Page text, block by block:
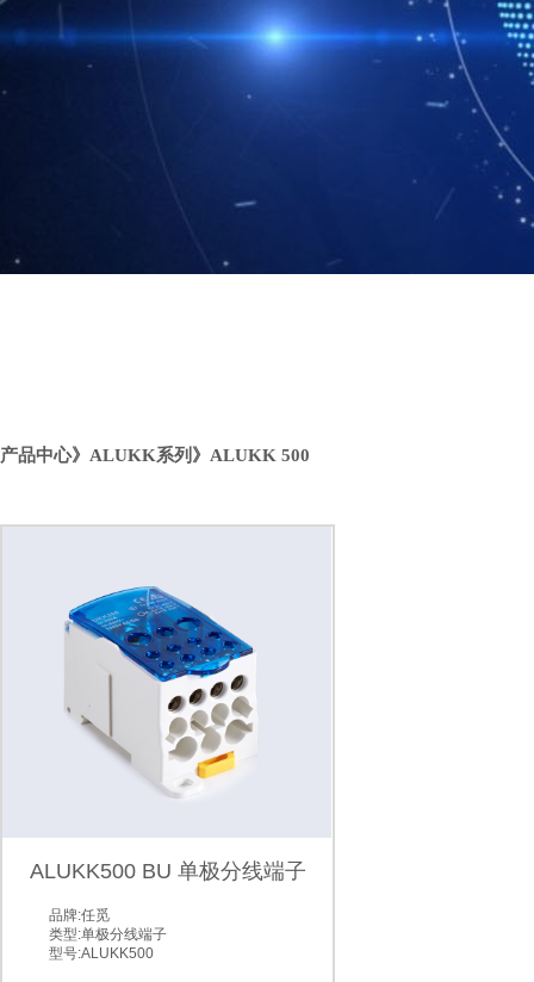
产品中心》 ALUKK系列 》 ALUKK 500
ALUKK500 BU 单极分线端子
品牌:任觅
类型:单极分线端子
型号:ALUKK500